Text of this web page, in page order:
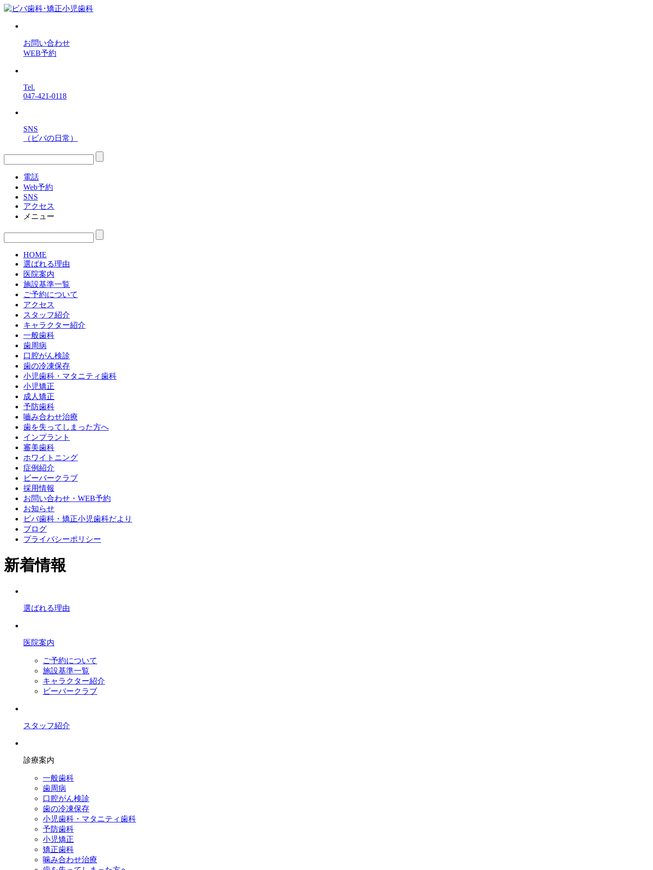
お問い合わせ
WEB予約
Tel.
047-421-0118
SNS
（ビバの日常）
電話
Web予約
SNS
アクセス
メニュー
HOME
選ばれる理由
医院案内
施設基準一覧
ご予約について
アクセス
スタッフ紹介
キャラクター紹介
一般歯科
歯周病
口腔がん検診
歯の冷凍保存
小児歯科・マタニティ歯科
小児矯正
成人矯正
予防歯科
嚙み合わせ治療
歯を失ってしまった方へ
インプラント
審美歯科
ホワイトニング
症例紹介
ビーバークラブ
採用情報
お問い合わせ・WEB予約
お知らせ
ビバ歯科・矯正小児歯科だより
ブログ
プライバシーポリシー
新着情報
選ばれる理由
医院案内
ご予約について
施設基準一覧
キャラクター紹介
ビーバークラブ
スタッフ紹介
診療案内
一般歯科
歯周病
口腔がん検診
歯の冷凍保存
小児歯科・マタニティ歯科
予防歯科
小児矯正
矯正歯科
噛み合わせ治療